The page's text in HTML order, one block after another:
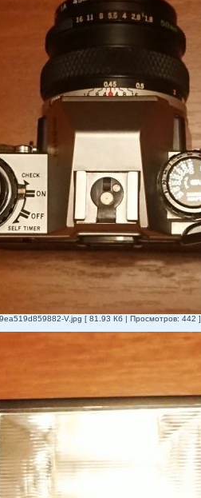
V.jpg [ 81.93 Кб | Просмотров: 442 ]